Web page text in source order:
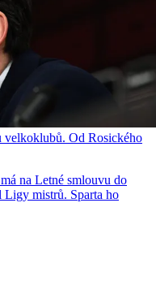
velkoklubů. Od Rosického
na Letné smlouvu do
mistrů. Sparta ho